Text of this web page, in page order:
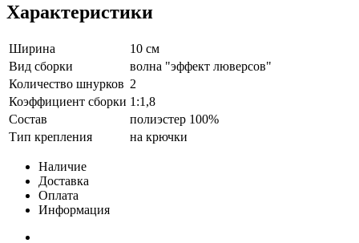
Характеристики
Ширина
10 см
Вид сборки
волна "эффект люверсов"
Количество шнурков 2
Коэффициент сборки 1:1,8
Состав
полиэстер 100%
Тип крепления
на крючки
Наличие
Доставка
Оплата
Информация